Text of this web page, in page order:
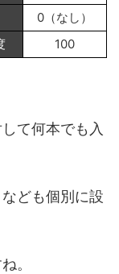
0（なし）
100
て何本でも入
ども個別に設
。